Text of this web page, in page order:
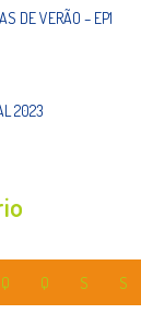
DE VERÃO – EP1
2023
Q Q S S